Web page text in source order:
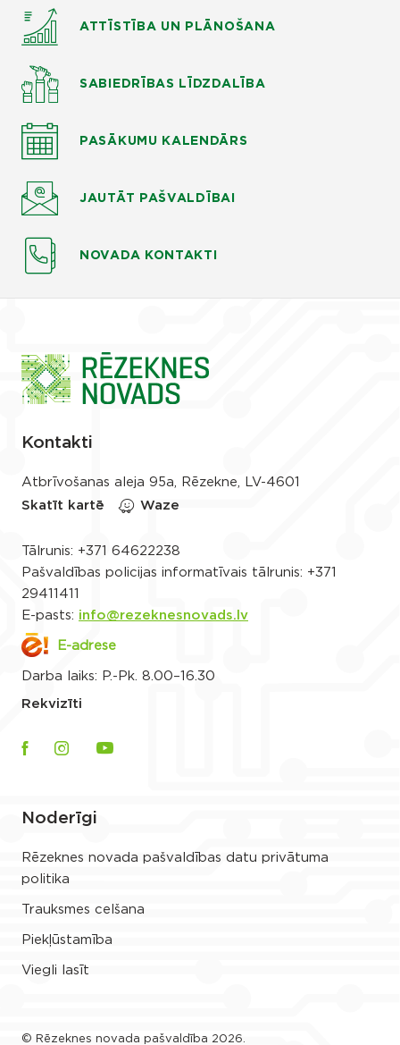
ATTĪSTĪBA UN PLĀNOŠANA
SABIEDRĪBAS LĪDZDALĪBA
PASĀKUMU KALENDĀRS
JAUTĀT PAŠVALDĪBAI
NOVADA KONTAKTI
Kontakti
Atbrīvošanas aleja 95a, Rēzekne, LV-4601
Skatīt kartē
Waze
Tālrunis: +371 64622238
Pašvaldības policijas informatīvais tālrunis: +371
29411411
E-pasts: info@rezeknesnovads.lv
E-adrese
Darba laiks: P.-Pk. 8.00–16.30
Rekvizīti
Noderīgi
Rēzeknes novada pašvaldības datu privātuma
politika
Trauksmes celšana
Piekļūstamība
Viegli lasīt
© Rēzeknes novada pašvaldība 2026.